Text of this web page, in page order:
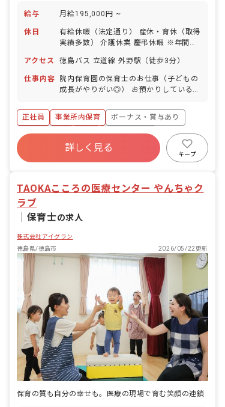
給与 月給195,000円 ~
休日
有給休暇（法定通り） 産休・育休（取得
実績多数） 介護休業 慶弔休暇 ※年間休
日を付与）
アクセス 徳島バス 立道線 外野駅（徒歩3分）
仕事内容
院内保育園の保育士のお仕事（子どもの
成長がやりがい◎） お預かりしている子
食事・睡眠・排泄・清潔・衣類の着脱等
・集団生活を通じた社会性の装着 ・行事
の計画・実行、お知らせの作成
正社員 事業所内保育
ボーナス・賞与あり
社会保険完備
有給
福利厚生充実
昇給昇進あり
産休育休制度
詳しく見る
キープ
TAOKAこころの医療センター やんちゃク
ラブ
保育士の求人
株式会社アイグラン
徳島県/徳島市
2026/05/22更新
保育の質も自分の幸せも。医療の現場で育む笑顔の連鎖